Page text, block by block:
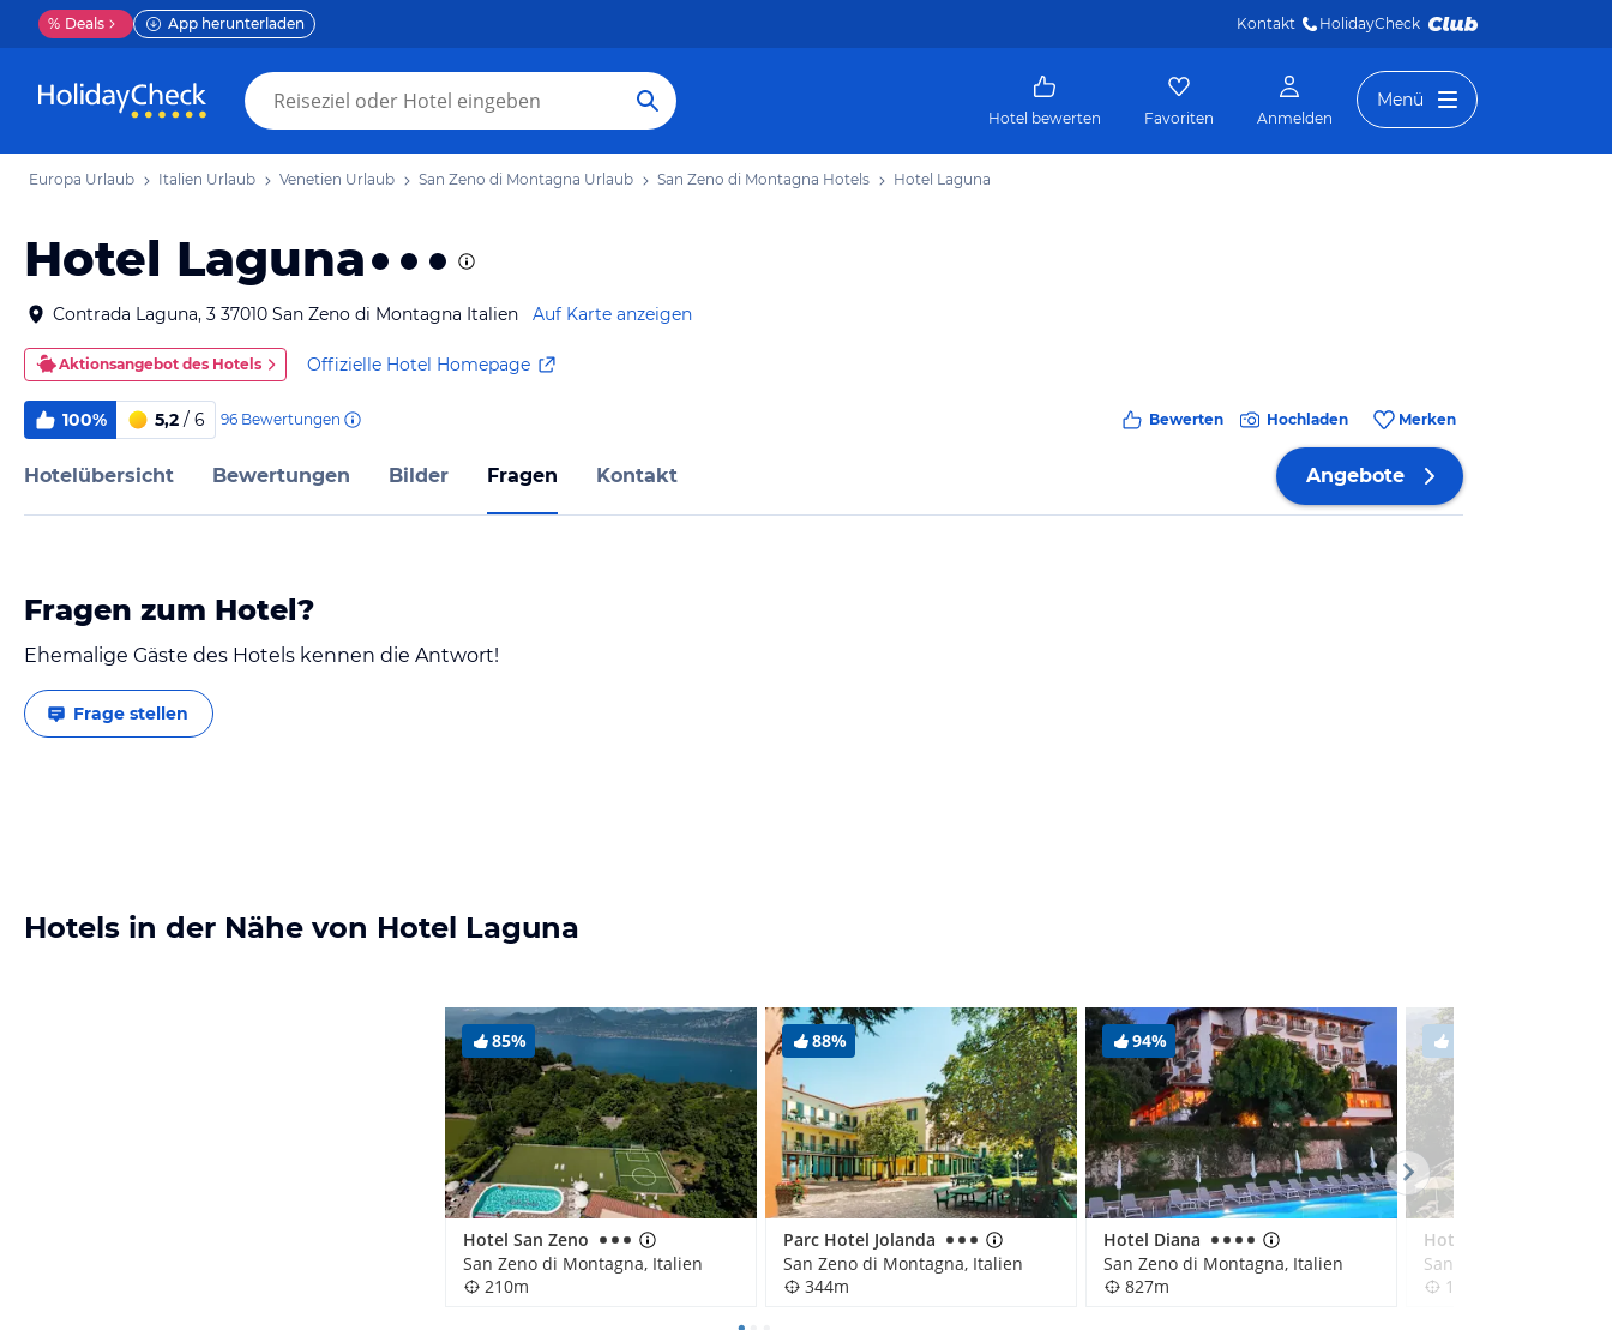
% Deals App herunterladen Kontakt HolidayCheck
Hotel bewerten Favoriten Anmelden
Menü
Europa Urlaub Italien Urlaub Venetien Urlaub San Zeno di Montagna Urlaub San Zeno di Montagna Hotels Hotel Laguna
Hotel Laguna
Contrada Laguna, 3 37010 San Zeno di Montagna Italien Auf Karte anzeigen
Aktionsangebot des Hotels Offizielle Hotel Homepage
100% 5,2 / 6 96 Bewertungen Bewerten Hochladen Merken
Hotelübersicht Bewertungen Bilder Fragen Kontakt Angebote
Fragen zum Hotel?
Ehemalige Gäste des Hotels kennen die Antwort!
Frage stellen
Hotels in der Nähe von Hotel Laguna
85%
Hotel San Zeno
San Zeno di Montagna, Italien
210m
88%
Parc Hotel Jolanda
San Zeno di Montagna, Italien
344m
94%
Hotel Diana
San Zeno di Montagna, Italien
827m
Hotel Bellavista
San Zeno di
1,1km